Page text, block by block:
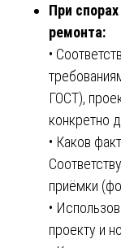
При
ремонта:
•
ГОСТ),
конкретно
• Каков
приёмки
•
проекту и